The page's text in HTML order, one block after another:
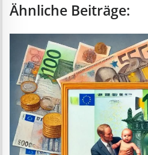
Ähnliche Beiträge: